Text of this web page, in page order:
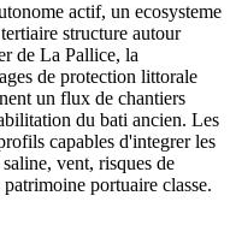
actif, un ecosysteme
structure autour
de La Pallice, la
de protection littorale
un flux de chantiers
du bati ancien. Les
capables d'integrer les
vent, risques de
portuaire classe.